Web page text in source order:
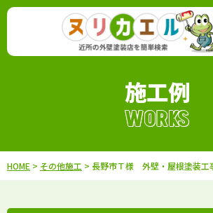
施工例
WORKS
HOME > その他施工 > 長野市Ｔ様 外壁・屋根塗装工